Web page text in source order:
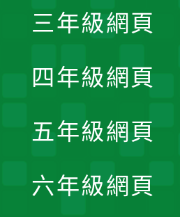
三年級網頁
四年級網頁
五年級網頁
六年級網頁